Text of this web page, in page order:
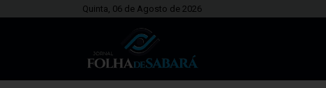
Quinta, 06 de Agosto de 2026